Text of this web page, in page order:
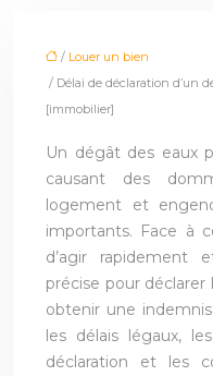
/ Louer un bien
/ Délai de déclaration d’un
[immobilier]
Un dégât des eaux
causant des
logement et
importants. Face à
d’agir rapidement
précise pour déclarer
obtenir une
les délais légaux,
déclaration et les